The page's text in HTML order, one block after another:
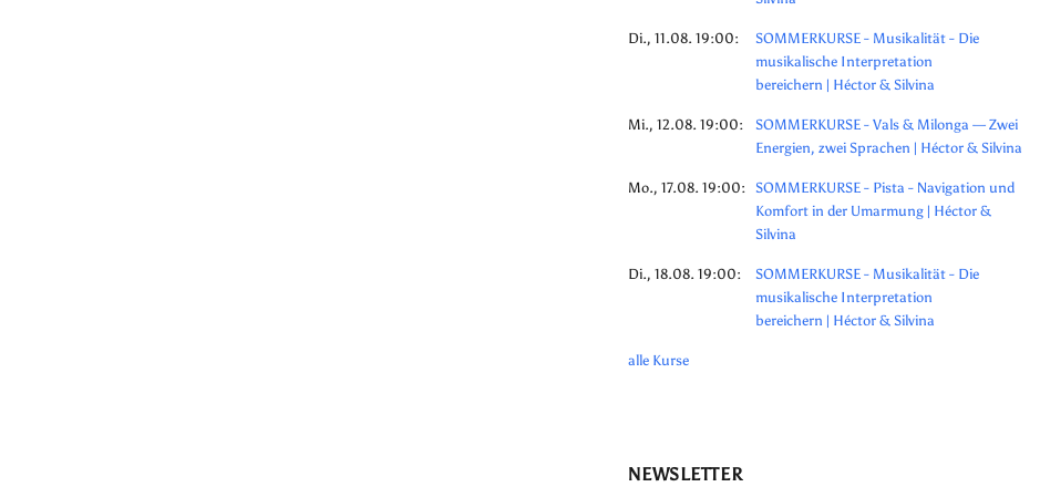
Di., 11.08. 19:00:
SOMMERKURSE - Musikalität - Die
musikalische Interpretation
bereichern | Héctor & Silvina
Mi., 12.08. 19:00:
SOMMERKURSE - Vals & Milonga — Zwei
Energien, zwei Sprachen | Héctor & Silvina
Mo., 17.08. 19:00: SOMMERKURSE - Pista - Navigation und
Komfort in der Umarmung | Héctor &
Silvina
Di., 18.08. 19:00:
SOMMERKURSE - Musikalität - Die
musikalische Interpretation
bereichern | Héctor & Silvina
alle Kurse
NEWSLETTER